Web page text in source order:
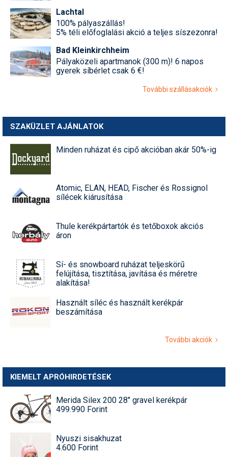
Lachtal
100% pályaszállás!
5% téli előfoglalási akció a teljes síszezonra!
Bad Kleinkirchheim
Pályaközeli apartmanok (300 m)! 6 napos
gyerek síbérlet csak 6 €!
További szállásakciók
SZAKÜZLET AJÁNLATOK
Minden ruházat és cipő akcióban akár 50%-ig
Atomic, ELAN, HEAD, Fischer és Rossignol
sílécek kiárusítása
Thule kerékpártartók és tetőboxok akciós
áron
Sí- és snowboard ruházat teljeskörű
felújítása, tisztítása, javítása és méretre
alakítása!
Használt síléc és használt kerékpár
beszámítása
További akciók
KIEMELT APRÓHIRDETÉSEK
Merida Silex 200 28" gravel kerékpár
499.990 Forint
Nyuszi sisakhuzat
4.600 Forint